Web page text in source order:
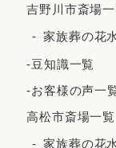
2022年4月
2022年3月
吉野川市斎場
家族葬の花
-豆知識一覧
-お客様の声一
高松市斎場一覧
家族葬の花